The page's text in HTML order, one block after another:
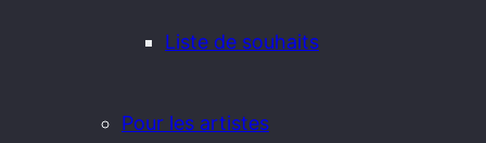
Liste de souhaits
Pour les artistes